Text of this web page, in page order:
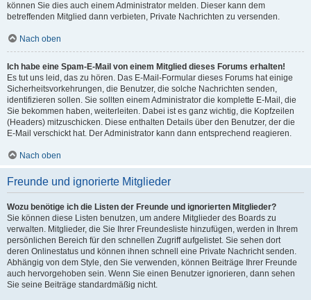
können Sie dies auch einem Administrator melden. Dieser kann dem
betreffenden Mitglied dann verbieten, Private Nachrichten zu versenden.
Nach oben
Ich habe eine Spam-E-Mail von einem Mitglied dieses Forums erhalten!
Es tut uns leid, das zu hören. Das E-Mail-Formular dieses Forums hat einige
Sicherheitsvorkehrungen, die Benutzer, die solche Nachrichten senden,
identifizieren sollen. Sie sollten einem Administrator die komplette E-Mail, die
Sie bekommen haben, weiterleiten. Dabei ist es ganz wichtig, die Kopfzeilen
(Headers) mitzuschicken. Diese enthalten Details über den Benutzer, der die
E-Mail verschickt hat. Der Administrator kann dann entsprechend reagieren.
Nach oben
Freunde und ignorierte Mitglieder
Wozu benötige ich die Listen der Freunde und ignorierten Mitglieder?
Sie können diese Listen benutzen, um andere Mitglieder des Boards zu
verwalten. Mitglieder, die Sie Ihrer Freundesliste hinzufügen, werden in Ihrem
persönlichen Bereich für den schnellen Zugriff aufgelistet. Sie sehen dort
deren Onlinestatus und können ihnen schnell eine Private Nachricht senden.
Abhängig von dem Style, den Sie verwenden, können Beiträge Ihrer Freunde
auch hervorgehoben sein. Wenn Sie einen Benutzer ignorieren, dann sehen
Sie seine Beiträge standardmäßig nicht.